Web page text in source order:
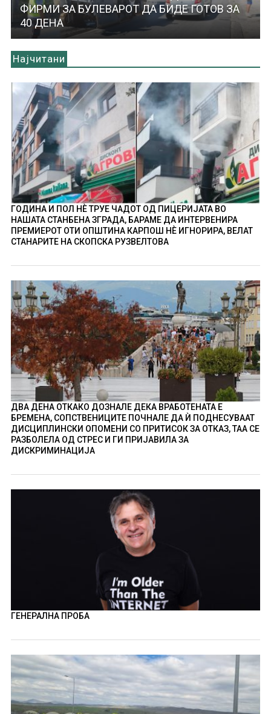
ФИРМИ ЗА БУЛЕВАРОТ ДА БИДЕ ГОТОВ ЗА
40 ДЕНА
Најчитани
ГОДИНА И ПОЛ НÈ ТРУЕ ЧАДОТ ОД ПИЦЕРИЈАТА ВО
НАШАТА СТАНБЕНА ЗГРАДА, БАРАМЕ ДА ИНТЕРВЕНИРА
ПРЕМИЕРОТ ОТИ ОПШТИНА КАРПОШ НÈ ИГНОРИРА, ВЕЛАТ
СТАНАРИТЕ НА СКОПСКА РУЗВЕЛТОВА
ДВА ДЕНА ОТКАКО ДОЗНАЛЕ ДЕКА ВРАБОТЕНАТА Е
БРЕМЕНА, СОПСТВЕНИЦИТЕ ПОЧНАЛЕ ДА Ѝ ПОДНЕСУВААТ
ДИСЦИПЛИНСКИ ОПОМЕНИ СО ПРИТИСОК ЗА ОТКАЗ, ТАА СЕ
РАЗБОЛЕЛА ОД СТРЕС И ГИ ПРИЈАВИЛА ЗА
ДИСКРИМИНАЦИЈА
ГЕНЕРАЛНА ПРОБА